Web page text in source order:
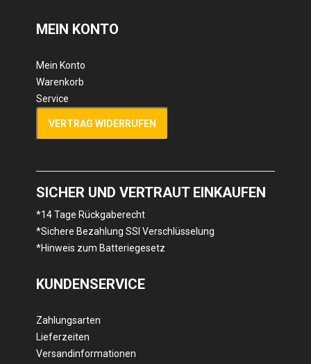
MEIN KONTO
Mein Konto
Warenkorb
Service
VERTRAG WIDERRUFEN
SICHER UND VERTRAUT EINKAUFEN
*14 Tage Rückgaberecht
*Sichere Bezahlung SSl Verschlüsselung
*Hinweis zum Batteriegesetz
KUNDENSERVICE
Zahlungsarten
Lieferzeiten
Versandinformationen